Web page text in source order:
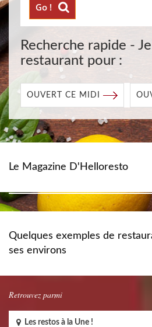
Go !
Recherche rapide -
restaurant pour :
OUVERT CE MIDI
Le Magazine D'Helloresto
Quelques exemples de
ses environs
Retrouvez parmi
Les restos à la Une !